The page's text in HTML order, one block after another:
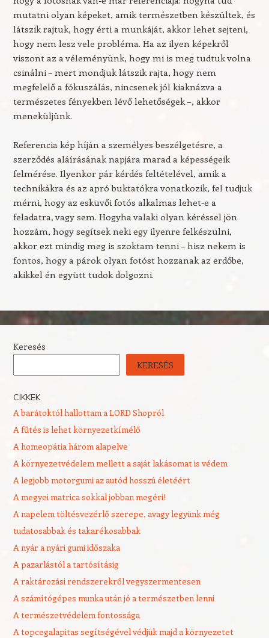
mutatni olyan képeket, amik természetben készültek, és
látszik rajtuk, hogy érti a munkáját, akkor lehet sejteni,
hogy nem lesz vele probléma. Ha az ilyen képekről
viszont az a véleményünk, hogy mi is meg tudtuk volna
csinálni – mert mondjuk látszik rajta, hogy nem
megfelelő a fókuszálás, nincsenek jól kiaknázva a
természetes fényekben lévő lehetőségek –, akkor
meneküljünk.
Referencia kép híján a személyes beszélgetésre, a
szerződés aláírásának napjára marad a képességeik
felmérése. Ilyenkor pár kérdés feltételével, amik a
technikákra és az apró buktatókra vonatkozik, fel tudjuk
mérni, hogy az esküvői fotós alkalmas lehet-e a
feladatra, vagy sem. Hogyha valaki olyan kéréssel jön
hozzám, hogy segítsek neki egy ilyenre felkészülni,
akkor ezt mindig meg is szoktam tenni – hisz nekem is
fontos, hogy a párok olyan fotóst hozzanak az erdőbe,
akikkel én együtt tudok dolgozni.
Keresés
KERESÉS
CIKKEK
A barátoktól hallottam a LORD Shopról
A fűtés is lehet környezetkímélő
A homeopátia három alapelve
A környezetvédelem mellett a saját lakásomat is védem
A legjobb motorgumi az autód hosszú életéért
A megyei matrica sokkal jobban megéri!
A napelem töltésvezérlő szerepe, avagy legyünk még
tudatosabbak és takarékosabbak
A nyár a nyári gumi időszaka
A pazarlástól a tartósításig
A raktározási rendszerekről vegyszermentesen
A számítógépes munka után jó a természetben lenni
A természetvédelem fontossága
A topcegalapitas segítségével védjük majd a környezetet